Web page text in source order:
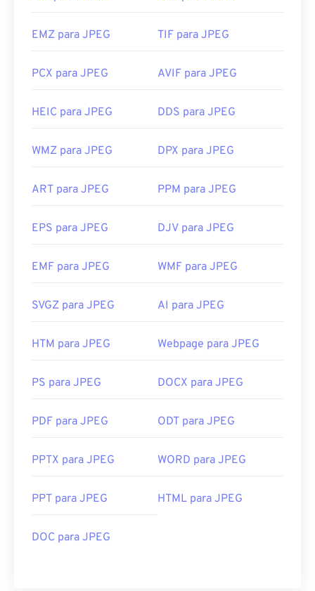
EMZ para JPEG TIF para JPEG
PCX para JPEG AVIF para JPEG
HEIC para JPEG DDS para JPEG
WMZ para JPEG DPX para JPEG
ART para JPEG PPM para JPEG
EPS para JPEG DJV para JPEG
EMF para JPEG WMF para JPEG
SVGZ para JPEG AI para JPEG
HTM para JPEG Webpage para JPEG
PS para JPEG DOCX para JPEG
PDF para JPEG ODT para JPEG
PPTX para JPEG WORD para JPEG
PPT para JPEG HTML para JPEG
DOC para JPEG